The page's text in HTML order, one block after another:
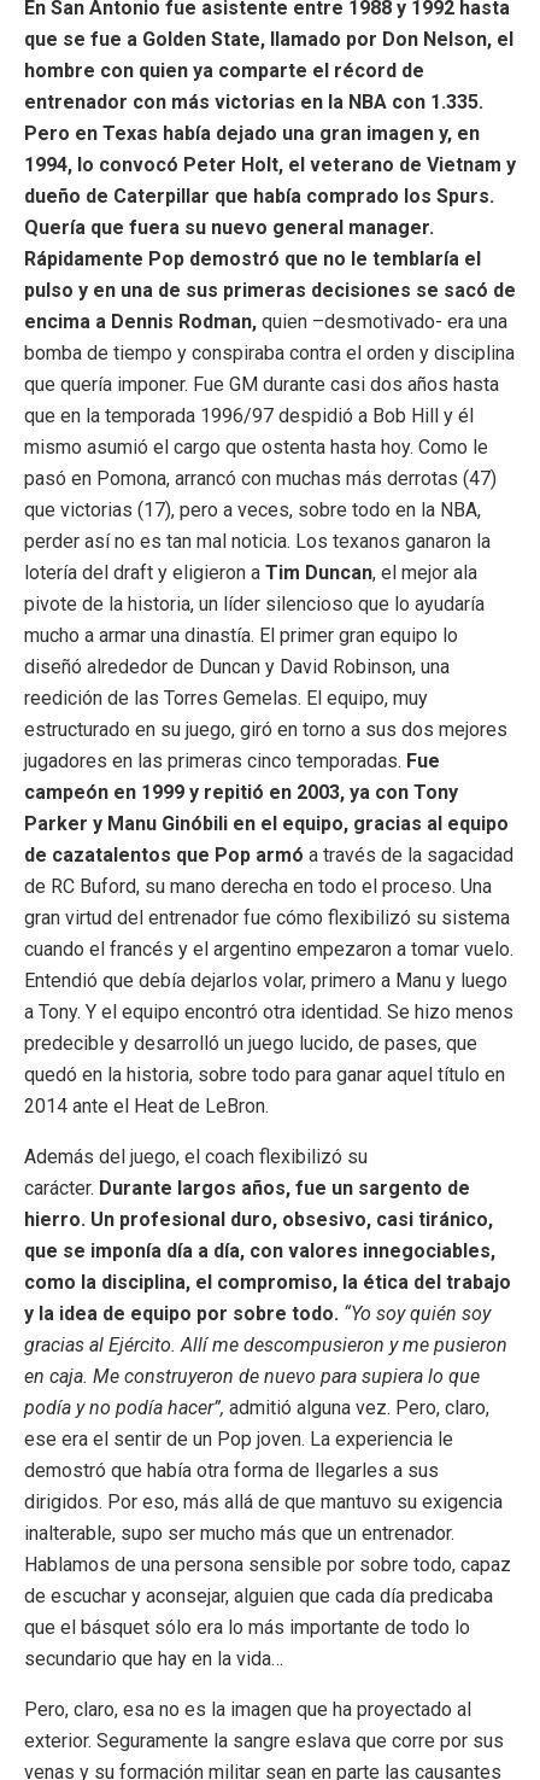
En San Antonio fue asistente entre 1988 y 1992 hasta
que se fue a Golden State, llamado por Don Nelson, el
hombre con quien ya comparte el récord de
entrenador con más victorias en la NBA con 1.335.
Pero en Texas había dejado una gran imagen y, en
1994, lo convocó Peter Holt, el veterano de Vietnam y
dueño de Caterpillar que había comprado los Spurs.
Quería que fuera su nuevo general manager.
Rápidamente Pop demostró que no le temblaría el
pulso y en una de sus primeras decisiones se sacó de
encima a Dennis Rodman, quien –desmotivado- era una
bomba de tiempo y conspiraba contra el orden y disciplina
que quería imponer. Fue GM durante casi dos años hasta
que en la temporada 1996/97 despidió a Bob Hill y él
mismo asumió el cargo que ostenta hasta hoy. Como le
pasó en Pomona, arrancó con muchas más derrotas (47)
que victorias (17), pero a veces, sobre todo en la NBA,
perder así no es tan mal noticia. Los texanos ganaron la
lotería del draft y eligieron a Tim Duncan, el mejor ala
pivote de la historia, un líder silencioso que lo ayudaría
mucho a armar una dinastía. El primer gran equipo lo
diseñó alrededor de Duncan y David Robinson, una
reedición de las Torres Gemelas. El equipo, muy
estructurado en su juego, giró en torno a sus dos mejores
jugadores en las primeras cinco temporadas. Fue
campeón en 1999 y repitió en 2003, ya con Tony
Parker y Manu Ginóbili en el equipo, gracias al equipo
de cazatalentos que Pop armó a través de la sagacidad
de RC Buford, su mano derecha en todo el proceso. Una
gran virtud del entrenador fue cómo flexibilizó su sistema
cuando el francés y el argentino empezaron a tomar vuelo.
Entendió que debía dejarlos volar, primero a Manu y luego
a Tony. Y el equipo encontró otra identidad. Se hizo menos
predecible y desarrolló un juego lucido, de pases, que
quedó en la historia, sobre todo para ganar aquel título en
2014 ante el Heat de LeBron.
Además del juego, el coach flexibilizó su
carácter. Durante largos años, fue un sargento de
hierro. Un profesional duro, obsesivo, casi tiránico,
que se imponía día a día, con valores innegociables,
como la disciplina, el compromiso, la ética del trabajo
y la idea de equipo por sobre todo. “Yo soy quién soy
gracias al Ejército. Allí me descompusieron y me pusieron
en caja. Me construyeron de nuevo para supiera lo que
podía y no podía hacer”, admitió alguna vez. Pero, claro,
ese era el sentir de un Pop joven. La experiencia le
demostró que había otra forma de llegarles a sus
dirigidos. Por eso, más allá de que mantuvo su exigencia
inalterable, supo ser mucho más que un entrenador.
Hablamos de una persona sensible por sobre todo, capaz
de escuchar y aconsejar, alguien que cada día predicaba
que el básquet sólo era lo más importante de todo lo
secundario que hay en la vida…
Pero, claro, esa no es la imagen que ha proyectado al
exterior. Seguramente la sangre eslava que corre por sus
venas y su formación militar sean en parte las causantes